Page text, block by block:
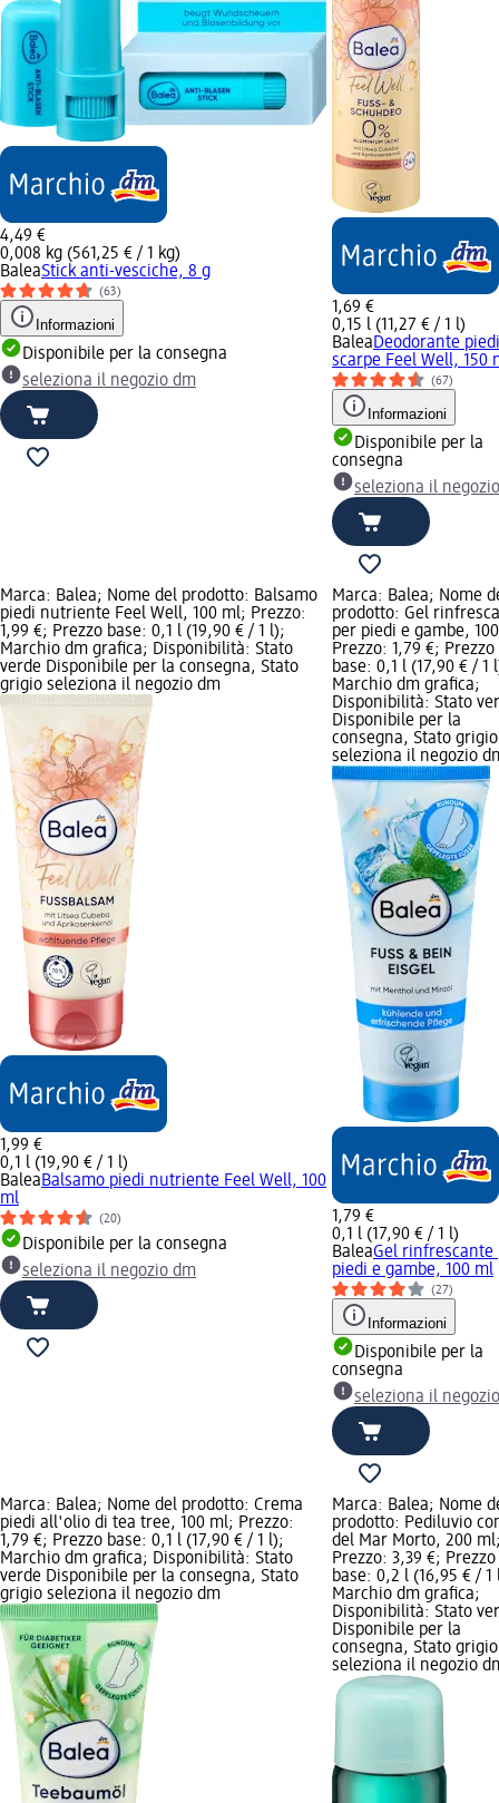
4,49 €
0,008 kg (561,25 € / 1 kg)
BaleaStick anti-vesciche, 8 g
(63)
Informazioni
Disponibile per la consegna
seleziona il negozio dm
1,69 €
0,15 l (11,27 € / 1 l)
BaleaDeodorante
scarpe Feel Well, 150
(67)
Informazioni
Disponibile per la
consegna
seleziona il
Marca: Balea; Nome del prodotto: Balsamo
piedi nutriente Feel Well, 100 ml; Prezzo:
1,99 €; Prezzo base: 0,1 l (19,90 € / 1 l);
Marchio dm grafica; Disponibilità: Stato
verde Disponibile per la consegna, Stato
grigio seleziona il negozio dm
1,99 €
0,1 l (19,90 € / 1 l)
BaleaBalsamo piedi nutriente Feel Well, 100
ml
(20)
Disponibile per la consegna
seleziona il negozio dm
Marca: Balea; Nome
prodotto: Gel
per piedi e gambe,
Prezzo: 1,79 €; Prezzo
base: 0,1 l (17,90 € / 1
Marchio dm grafica;
Disponibilità: Stato
Disponibile per la
consegna, Stato grigio
seleziona il negozio
1,79 €
0,1 l (17,90 € / 1 l)
BaleaGel rinfrescante
piedi e gambe, 100 ml
(27)
Informazioni
Disponibile per la
consegna
seleziona il
Marca: Balea; Nome del prodotto: Crema
piedi all'olio di tea tree, 100 ml; Prezzo:
1,79 €; Prezzo base: 0,1 l (17,90 € / 1 l);
Marchio dm grafica; Disponibilità: Stato
verde Disponibile per la consegna, Stato
grigio seleziona il negozio dm
Marca: Balea; Nome
prodotto: Pediluvio
del Mar Morto, 200
Prezzo: 3,39 €; Prezzo
base: 0,2 l (16,95 € / 1
Marchio dm grafica;
Disponibilità: Stato
Disponibile per la
consegna, Stato grigio
seleziona il negozio